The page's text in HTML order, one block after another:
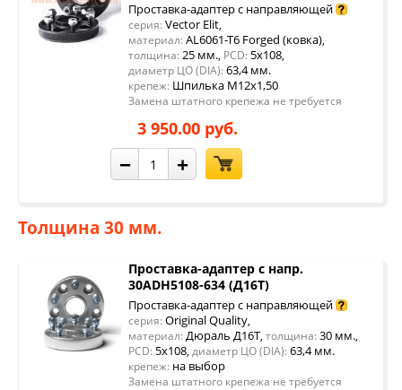
Проставка-адаптер с направляющей
серия: Vector Elit,
материал: AL6061-T6 Forged (ковка),
толщина: 25 мм., PCD: 5x108,
диаметр ЦО (DIA): 63,4 мм.
крепеж: Шпилька М12х1,50
Замена штатного крепежа не требуется
3 950.00 руб.
− +
Толщина 30 мм.
Проставка-адаптер с напр.
30ADH5108-634 (Д16Т)
Проставка-адаптер с направляющей
серия: Original Quality,
материал: Дюраль Д16Т, толщина: 30 мм.,
PCD: 5x108, диаметр ЦО (DIA): 63,4 мм.
крепеж: на выбор
Замена штатного крепежа не требуется